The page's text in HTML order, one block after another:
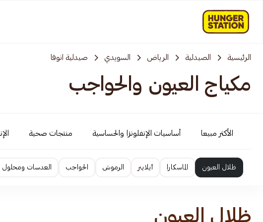
الرئيسية الصيدلية الرياض السويدي صيدلية انوفا
مكياج العيون والحواجب
الأكثر مبيعا أساسيات الإنفلونزا والحساسية منتجات صحية
ظلال العيون الماسكارا آيلاينر الرموش الحواجب العدسات ومحلول
ظلال العيون